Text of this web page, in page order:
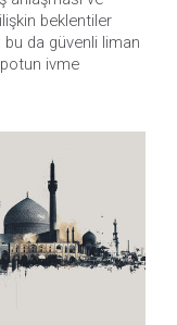
beklentiler
da güvenli liman
ivme